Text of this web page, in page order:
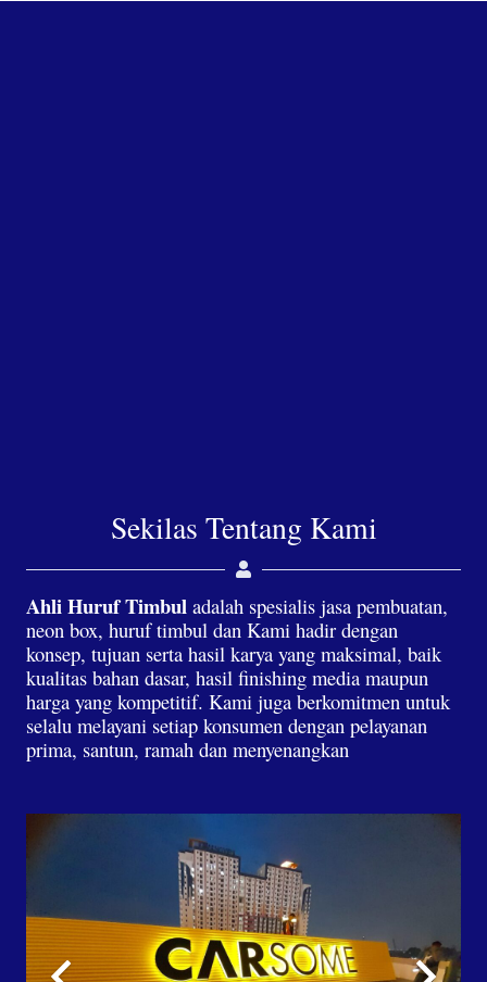
Sekilas Tentang Kami
Ahli Huruf Timbul adalah spesialis jasa pembuatan,
neon box, huruf timbul dan Kami hadir dengan
konsep, tujuan serta hasil karya yang maksimal, baik
kualitas bahan dasar, hasil finishing media maupun
harga yang kompetitif. Kami juga berkomitmen untuk
selalu melayani setiap konsumen dengan pelayanan
prima, santun, ramah dan menyenangkan